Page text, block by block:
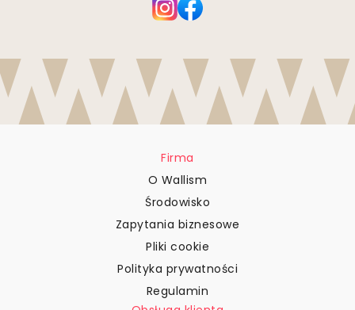
Firma
O Wallism
Środowisko
Zapytania biznesowe
Pliki cookie
Polityka prywatności
Regulamin